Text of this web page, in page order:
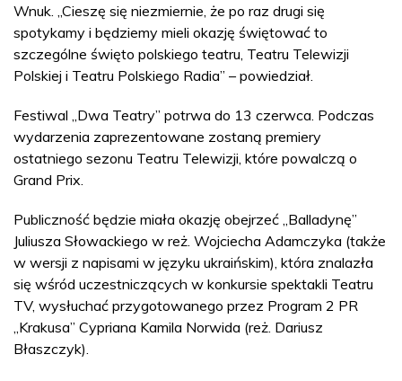
Wnuk. „Cieszę się niezmiernie, że po raz drugi się
spotykamy i będziemy mieli okazję świętować to
szczególne święto polskiego teatru, Teatru Telewizji
Polskiej i Teatru Polskiego Radia” – powiedział.
Festiwal „Dwa Teatry” potrwa do 13 czerwca. Podczas
wydarzenia zaprezentowane zostaną premiery
ostatniego sezonu Teatru Telewizji, które powalczą o
Grand Prix.
Publiczność będzie miała okazję obejrzeć „Balladynę”
Juliusza Słowackiego w reż. Wojciecha Adamczyka (także
w wersji z napisami w języku ukraińskim), która znalazła
się wśród uczestniczących w konkursie spektakli Teatru
TV, wysłuchać przygotowanego przez Program 2 PR
„Krakusa” Cypriana Kamila Norwida (reż. Dariusz
Błaszczyk).